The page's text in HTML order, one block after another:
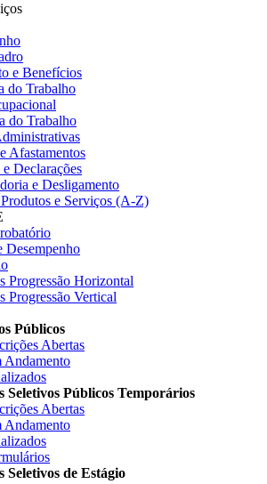
e Benefícios
do Trabalho
do Trabalho
Afastamentos
Declarações
e Desligamento
e Serviços (A-Z)
Desempenho
Progressão Horizontal
Progressão Vertical
Públicos
Abertas
Andamento
Seletivos Públicos Temporários
Abertas
Andamento
Seletivos de Estágio